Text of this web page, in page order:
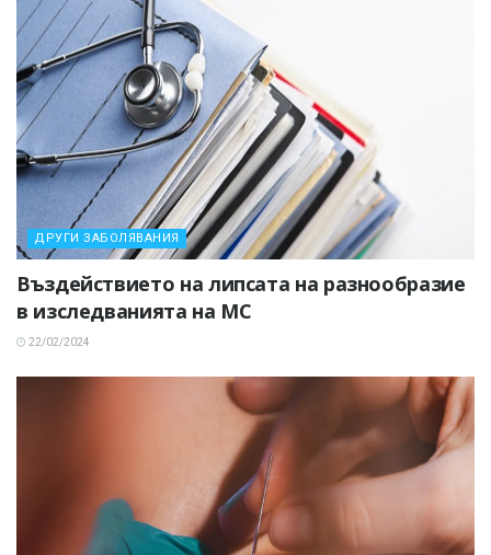
ДРУГИ ЗАБОЛЯВАНИЯ
Въздействието на липсата на разнообразие
в изследванията на МС
22/02/2024